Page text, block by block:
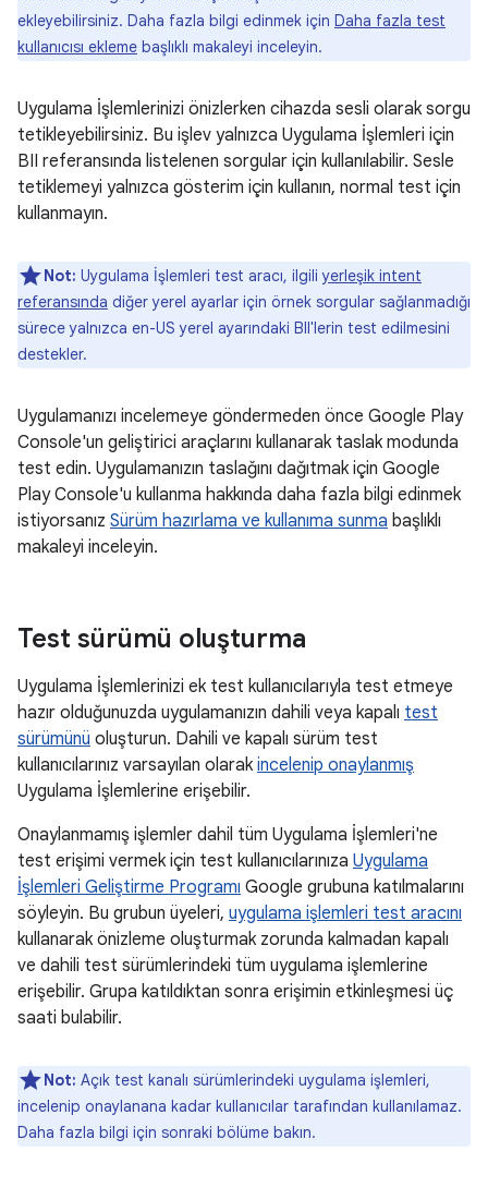
ekleyebilirsiniz. Daha fazla bilgi edinmek için Daha fazla test
kullanıcısı ekleme başlıklı makaleyi inceleyin.
Uygulama İşlemlerinizi önizlerken cihazda sesli olarak sorgu
tetikleyebilirsiniz. Bu işlev yalnızca Uygulama İşlemleri için
BII referansında listelenen sorgular için kullanılabilir. Sesle
tetiklemeyi yalnızca gösterim için kullanın, normal test için
kullanmayın.
Not: Uygulama İşlemleri test aracı, ilgiliyerleşik intent
referansında diğer yerel ayarlar için örnek sorgular sağlanmadığı
sürece yalnızca en-US yerel ayarındaki BII'lerin test edilmesini
destekler.
Uygulamanızı incelemeye göndermeden önce Google Play
Console'un geliştirici araçlarını kullanarak taslak modunda
test edin. Uygulamanızın taslağını dağıtmak için Google
Play Console'u kullanma hakkında daha fazla bilgi edinmek
istiyorsanız Sürüm hazırlama ve kullanıma sunma başlıklı
makaleyi inceleyin.
Test sürümü oluşturma
Uygulama İşlemlerinizi ek test kullanıcılarıyla test etmeye
hazır olduğunuzda uygulamanızın dahili veya kapalı test
sürümünü oluşturun. Dahili ve kapalı sürüm test
kullanıcılarınız varsayılan olarak incelenip onaylanmış
Uygulama İşlemlerine erişebilir.
Onaylanmamış işlemler dahil tüm Uygulama İşlemleri'ne
test erişimi vermek için test kullanıcılarınıza Uygulama
İşlemleri Geliştirme Programı Google grubuna katılmalarını
söyleyin. Bu grubun üyeleri, uygulama işlemleri test aracını
kullanarak önizleme oluşturmak zorunda kalmadan kapalı
ve dahili test sürümlerindeki tüm uygulama işlemlerine
erişebilir. Grupa katıldıktan sonra erişimin etkinleşmesi üç
saati bulabilir.
Not: Açık test kanalı sürümlerindeki uygulama işlemleri,
incelenip onaylanana kadar kullanıcılar tarafından kullanılamaz.
Daha fazla bilgi için sonraki bölüme bakın.